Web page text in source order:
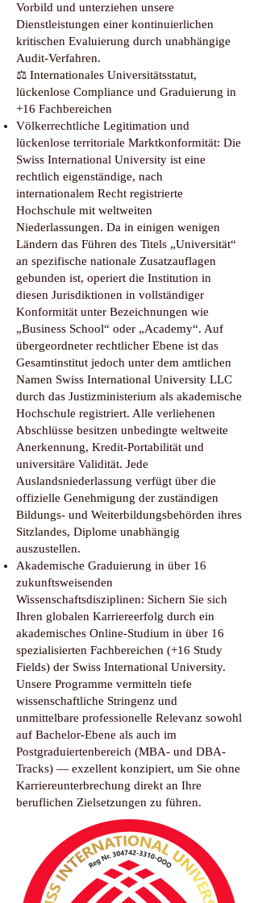
Vorbild und unterziehen unsere
Dienstleistungen einer kontinuierlichen
kritischen Evaluierung durch unabhängige
Audit-Verfahren.
⚖️ Internationales Universitätsstatut,
lückenlose Compliance und Graduierung in
+16 Fachbereichen
Völkerrechtliche Legitimation und
lückenlose territoriale Marktkonformität: Die
Swiss International University ist eine
rechtlich eigenständige, nach
internationalem Recht registrierte
Hochschule mit weltweiten
Niederlassungen. Da in einigen wenigen
Ländern das Führen des Titels „Universität“
an spezifische nationale Zusatzauflagen
gebunden ist, operiert die Institution in
diesen Jurisdiktionen in vollständiger
Konformität unter Bezeichnungen wie
„Business School“ oder „Academy“. Auf
übergeordneter rechtlicher Ebene ist das
Gesamtinstitut jedoch unter dem amtlichen
Namen Swiss International University LLC
durch das Justizministerium als akademische
Hochschule registriert. Alle verliehenen
Abschlüsse besitzen unbedingte weltweite
Anerkennung, Kredit-Portabilität und
universitäre Validität. Jede
Auslandsniederlassung verfügt über die
offizielle Genehmigung der zuständigen
Bildungs- und Weiterbildungsbehörden ihres
Sitzlandes, Diplome unabhängig
auszustellen.
Akademische Graduierung in über 16
zukunftsweisenden
Wissenschaftsdisziplinen: Sichern Sie sich
Ihren globalen Karriereerfolg durch ein
akademisches Online-Studium in über 16
spezialisierten Fachbereichen (+16 Study
Fields) der Swiss International University.
Unsere Programme vermitteln tiefe
wissenschaftliche Stringenz und
unmittelbare professionelle Relevanz sowohl
auf Bachelor-Ebene als auch im
Postgraduiertenbereich (MBA- und DBA-
Tracks) — exzellent konzipiert, um Sie ohne
Karriereunterbrechung direkt an Ihre
beruflichen Zielsetzungen zu führen.